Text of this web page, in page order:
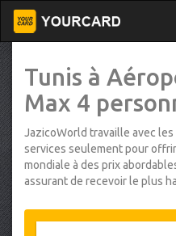
Tunis à
Max 4
JazicoWorld travaille avec
services seulement pour
mondiale à des prix
assurant de recevoir le plus